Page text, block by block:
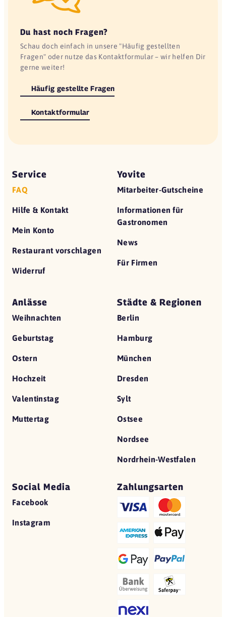
Du hast noch Fragen?
Schau doch einfach in unsere "Häufig gestellten
Fragen" oder nutze das Kontaktformular – wir helfen Dir
gerne weiter!
Häufig gestellte Fragen
Kontaktformular
Service
FAQ
Hilfe & Kontakt
Mein Konto
Restaurant vorschlagen
Widerruf
Yovite
Mitarbeiter-Gutscheine
Informationen für
Gastronomen
News
Für Firmen
Anlässe
Weihnachten
Geburtstag
Ostern
Hochzeit
Valentinstag
Muttertag
Städte & Regionen
Berlin
Hamburg
München
Dresden
Sylt
Ostsee
Nordsee
Nordrhein-Westfalen
Social Media
Facebook
Instagram
Zahlungsarten